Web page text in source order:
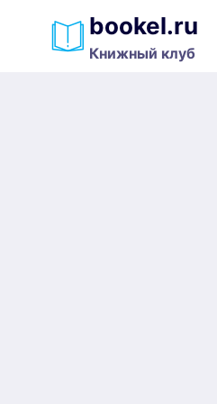
содержимому
bookel.ru
Книжный клуб